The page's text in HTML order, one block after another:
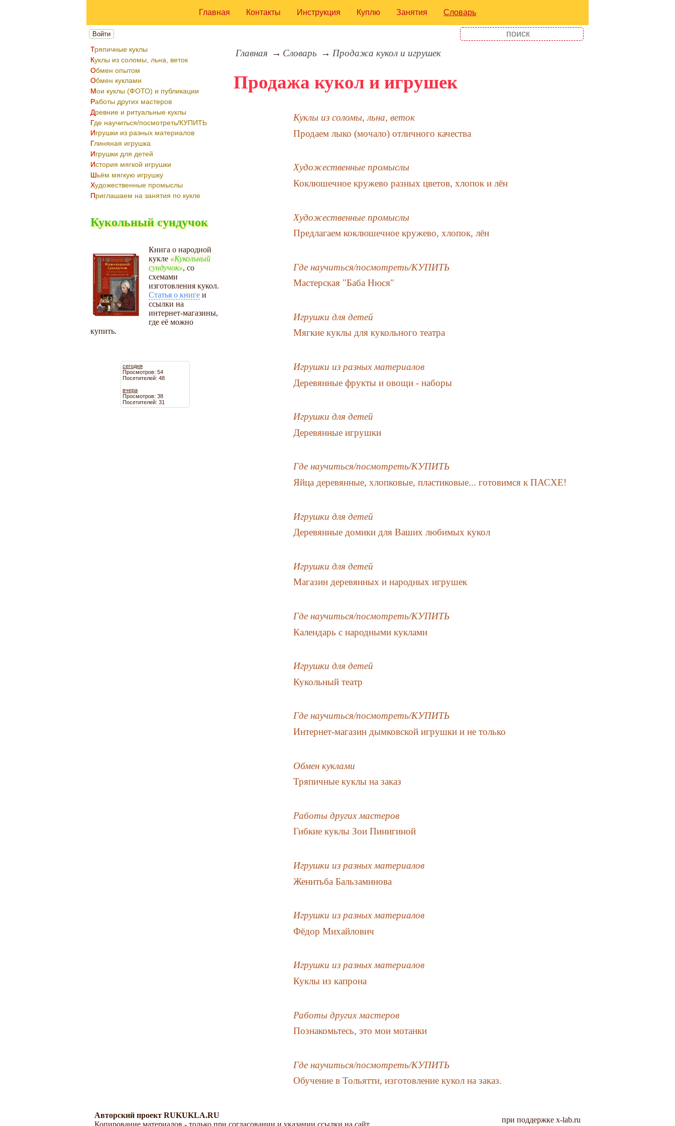
Главная Контакты Инструкция Куплю Занятия Словарь
Войти
Тряпичные куклы
Куклы из соломы, льна, веток
Обмен опытом
Обмен куклами
Мои куклы (ФОТО) и публикации
Работы других мастеров
Древние и ритуальные куклы
Где научиться/посмотреть/КУПИТЬ
Игрушки из разных материалов
Глиняная игрушка
Игрушки для детей
История мягкой игрушки
Шьём мягкую игрушку
Художественные промыслы
Приглашаем на занятия по кукле
Кукольный сундучок
Книга о народной
кукле
Кукольный
сундучок , со
схемами
изготовления кукол.
Статья о книге и
ссылки на
интернет-магазины,
где её можно
купить.
сегодня
Просмотров: 54
Посетителей: 48
вчера
Просмотров: 38
Посетителей: 31
Главная Словарь Продажа кукол и игрушек
Продажа кукол и игрушек
Куклы из соломы, льна, веток
Продаем лыко (мочало) отличного качества
Художественные промыслы
Коклюшечное кружево разных цветов, хлопок и лён
Художественные промыслы
Предлагаем коклюшечное кружево, хлопок, лён
Где научиться/посмотреть/КУПИТЬ
Мастерская "Баба Нюся"
Игрушки для детей
Мягкие куклы для кукольного театра
Игрушки из разных материалов
Деревянные фрукты и овощи - наборы
Игрушки для детей
Деревянные игрушки
Где научиться/посмотреть/КУПИТЬ
Яйца деревянные, хлопковые, пластиковые... готовимся к ПАСХЕ!
Игрушки для детей
Деревянные домики для Ваших любимых кукол
Игрушки для детей
Магазин деревянных и народных игрушек
Где научиться/посмотреть/КУПИТЬ
Календарь с народными куклами
Игрушки для детей
Кукольный театр
Где научиться/посмотреть/КУПИТЬ
Интернет-магазин дымковской игрушки и не только
Обмен куклами
Тряпичные куклы на заказ
Работы других мастеров
Гибкие куклы Зои Пинигиной
Игрушки из разных материалов
Женитьба Бальзаминова
Игрушки из разных материалов
Фёдор Михайлович
Игрушки из разных материалов
Куклы из капрона
Работы других мастеров
Познакомьтесь, это мои мотанки
Где научиться/посмотреть/КУПИТЬ
Обучение в Тольятти, изготовление кукол на заказ.
Авторский проект RUKUKLA.RU
Копирование материалов - только при согласовании и указании ссылки на сайт.
при поддержке x-lab.ru